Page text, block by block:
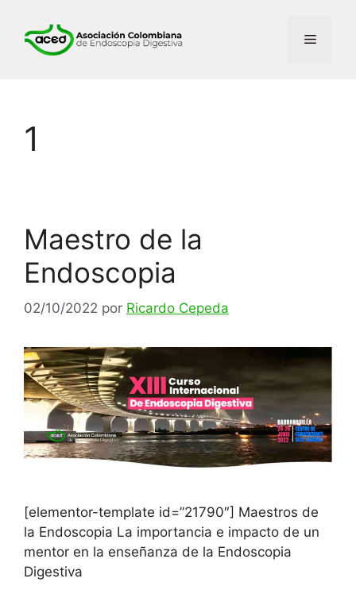
contenido
Menú
1
Maestro de la
Endoscopia
02/10/2022 por Ricardo Cepeda
[elementor-template id=”21790″] Maestros de
la Endoscopia La importancia e impacto de un
mentor en la enseñanza de la Endoscopia
Digestiva